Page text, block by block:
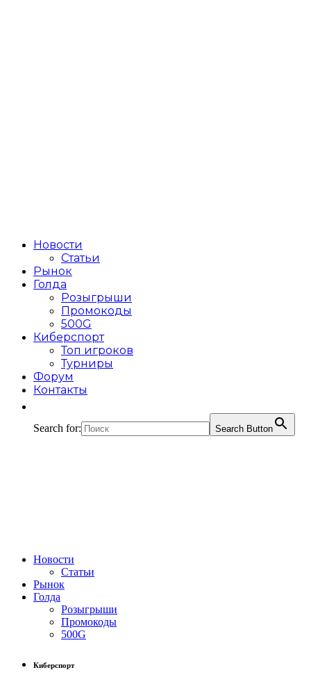
Новости
Статьи
Рынок
Голда
Розыгрыши
Промокоды
500G
Киберспорт
Топ игроков
Турниры
Форум
Контакты
Search for: Search Button
Новости
Статьи
Рынок
Голда
Розыгрыши
Промокоды
500G
Киберспорт